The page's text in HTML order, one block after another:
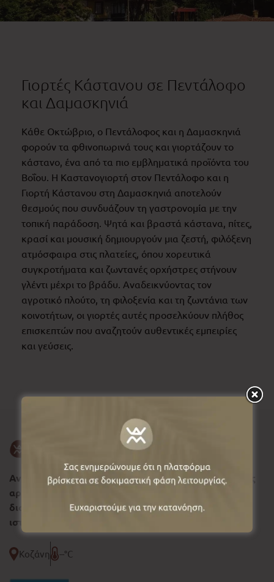
Γιορτές Κάστανου σε Πεντάλοφο
και Δαμασκηνιά
Κάθε Οκτώβριο, ο Πεντάλοφος και η Δαμασκηνιά
φορούν τα φθινοπωρινά τους και γιορτάζουν το
κάστανο, ένα από τα πιο εμβληματικά προϊόντα του
Βοΐου. Η Καστανογιορτή στον Πεντάλοφο και η
Γιορτή Κάστανου στη Δαμασκηνιά αποτελούν
θεσμούς που συνδυάζουν τη γαστρονομία με την
τοπική παράδοση. Ψητά και βραστά κάστανα, πίτες,
κρασί και μουσική δημιουργούν μια ζεστή, φιλόξενη
ατμόσφαιρα στις πλατείες, όπου χορευτικά
συγκροτήματα και ζωντανές ορχήστρες στήνουν
γλέντι μέχρι το βράδυ. Αναδεικνύοντας τον
αγροτικό πλούτο, τη φιλοξενία και τη ζωντάνια των
κοινοτήτων, οι γιορτές αυτές προσελκύουν πλήθος
επισκεπτών που αναζητούν αυθεντικές εμπειρίες
και γεύσεις.
Ανακαλύψτε τη Δυτική Μακεδονία, σύμβολο φυσικής
αρμονίας και ιστορικής συνέχειας, όπου κάθε
διαδρομή αφηγείται μια διαχρονική πολιτιστική
ιστορία.
Κοζάνη --°C